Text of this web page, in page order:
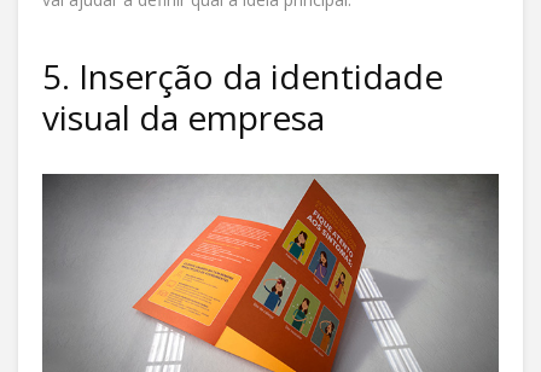
5. Inserção da identidade
visual da empresa